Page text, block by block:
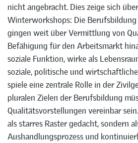
nicht angebracht. Dies zeige sich
Winterworkshops: Die
gingen weit über Vermittlung von
Befähigung für den Arbeitsmarkt
soziale Funktion, wirke als
soziale, politische und
spiele eine zentrale Rolle in der
pluralen Zielen der Berufsbildung
Qualitätsvorstellungen vereinbar
als starres Raster gedacht, sondern
Aushandlungsprozess und